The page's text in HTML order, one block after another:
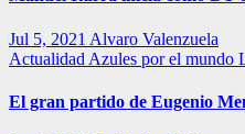
Jul 5, 2021 Alvaro Valenzuela
Actualidad Azules por el mundo
El gran partido de Eugenio